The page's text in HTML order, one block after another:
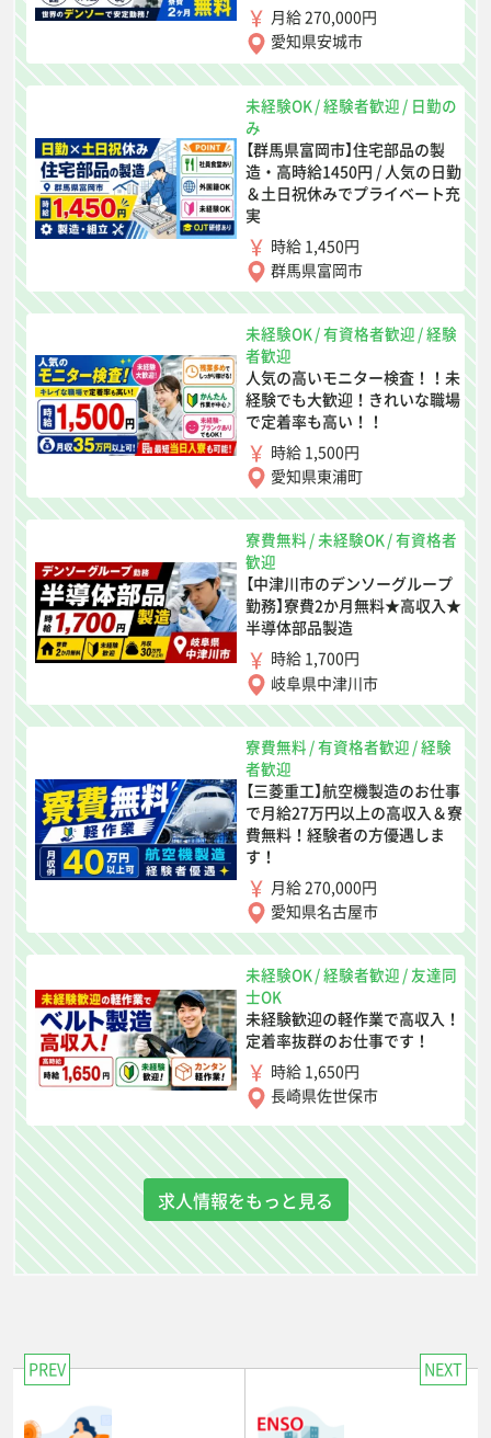
月給 270,000円
愛知県安城市
未経験OK /経験者歓迎 / 日勤の
み
【群馬県富岡市】住宅部品の製
造・高時給1450円 / 人気の日勤
＆土日祝休みでプライベート充
実
時給 1,450円
群馬県富岡市
未経験OK/有資格者歓迎 /経験
者歓迎
人気の高いモニター検査！！未
経験でも大歓迎！きれいな職場
で定着率も高い！！
時給 1,500円
愛知県東浦町
寮費無料 /未経験OK/有資格者
歓迎
【中津川市のデンソーグループ
勤務】寮費2か月無料★高収入★
半導体部品製造
時給 1,700円
岐阜県中津川市
寮費無料 /有資格者歓迎 /経験
者歓迎
【三菱重工】航空機製造のお仕事
で月給27万円以上の高収入＆寮
費無料！経験者の方優遇しま
す！
月給 270,000円
愛知県名古屋市
未経験OK/経験者歓迎 / 友達同
士OK
未経験歓迎の軽作業で高収入！
定着率抜群のお仕事です！
時給 1,650円
長崎県佐世保市
求人情報をもっと見る
PREV NEXT